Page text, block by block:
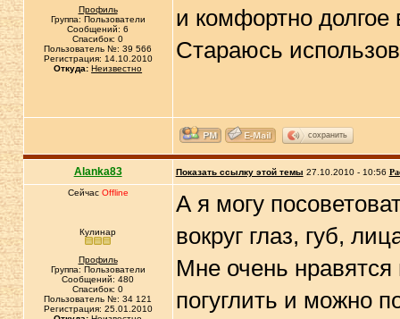
Профиль
Группа: Пользователи
Сообщений: 6
Спасибок: 0
Пользователь №: 39 566
Регистрация: 14.10.2010
Откуда: Неизвестно
и комфортно долгое
Стараюсь
сохранить
Alanka83 Показать ссылку этой темы 27.10.2010 - 10:56
Сейчас Offline
Кулинар
Профиль
Группа: Пользователи
Сообщений: 480
Спасибок: 0
Пользователь №: 34 121
Регистрация: 25.01.2010
А я могу
вокруг глаз, губ,
Мне очень
погуглить и можно